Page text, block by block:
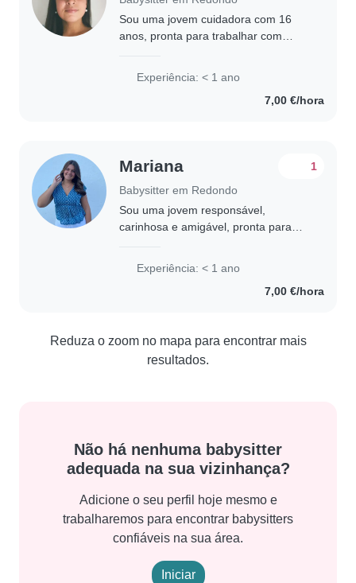
Sou uma jovem cuidadora com 16
anos, pronta para trabalhar com
técnica em Ação Educativa e sou
Experiência: < 1 ano
7,00 €/hora
Mariana
Babysitter em Redondo
1
Sou uma jovem responsável,
carinhosa e amigável, pronta para
sempre. Fiz voluntariado nos últimos
Experiência: < 1 ano
7,00 €/hora
Reduza o zoom no mapa para encontrar mais
resultados.
Não há nenhuma babysitter
adequada na sua vizinhança?
Adicione o seu perfil hoje mesmo e
trabalharemos para encontrar babysitters
confiáveis na sua área.
Iniciar